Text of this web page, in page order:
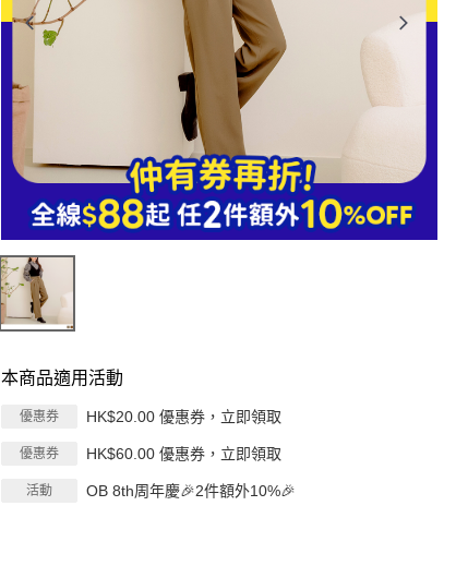
本商品適用活動
優惠券 HK$20.00 優惠券，立即領取
優惠券 HK$60.00 優惠券，立即領取
活動 OB 8th周年慶🎉2件額外10%🎉